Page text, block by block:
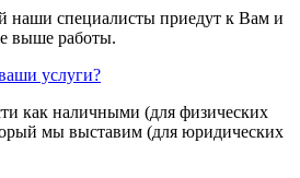
наши специалисты приедут к Вам и
выше работы.
услуги?
как наличными (для физических
мы выставим (для юридических